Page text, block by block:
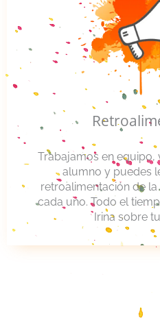
Trabajamos en
alumno y puedes
retroalimentación de
cada uno. Todo el
Irina sobre